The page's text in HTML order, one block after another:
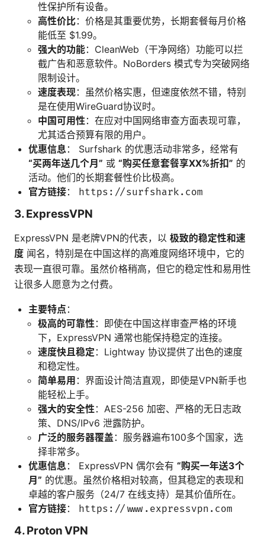
性保护所有设备。
高性价比：价格是其重要优势，长期套餐每月价格
能低至 $1.99。
强大的功能：CleanWeb（干净网络）功能可以拦
截广告和恶意软件。NoBorders 模式专为突破网络
限制设计。
速度表现：虽然价格实惠，但速度依然不错，特别
是在使用WireGuard协议时。
中国可用性：在应对中国网络审查方面表现可靠，
尤其适合预算有限的用户。
优惠信息： Surfshark 的优惠活动非常多，经常有
“买两年送几个月” 或 “购买任意套餐享XX%折扣” 的
活动。他们的长期套餐性价比极高。
官方链接： https://surfshark.com
3. ExpressVPN
ExpressVPN 是老牌VPN的代表，以 极致的稳定性和速
度 闻名，特别是在中国这样的高难度网络环境中，它的
表现一直很可靠。虽然价格稍高，但它的稳定性和易用性
让很多人愿意为之付费。
主要特点 ：
极高的可靠性：即使在中国这样审查严格的环境
下，ExpressVPN 通常也能保持稳定的连接。
速度快且稳定 ：Lightway 协议提供了出色的速度
和稳定性。
简单易用 ：界面设计简洁直观，即使是VPN新手也
能轻松上手。
强大的安全性：AES-256 加密、严格的无日志政
策、DNS/IPv6 泄露防护。
广泛的服务器覆盖 ：服务器遍布100多个国家，选
择非常多。
优惠信息： ExpressVPN 偶尔会有 “购买一年送3个
月” 的优惠。虽然价格相对较高，但其稳定的表现和
卓越的客户服务（24/7 在线支持）是其价值所在。
官方链接： https://www.expressvpn.com
4. Proton VPN